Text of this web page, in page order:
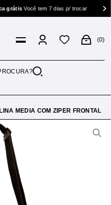
Você tem 7 dias p/ trocar
0
MEDIA COM ZIPER FRONTAL